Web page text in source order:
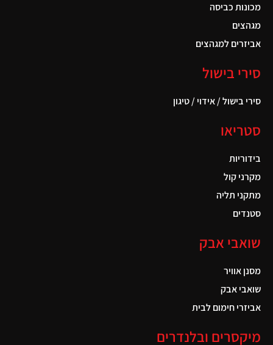
מכונות כביסה
מגהצים
אביזרים למגהצים
סירי בישול
סירי בישול / אידוי / טיגון
סטריאו
בידוריות
מקרני קול
מתקני תליה
סטנדים
שואבי אבק
מסנן אוויר
שואבי אבק
אביזרי חימום לבית
מיקסרים ובלנדרים